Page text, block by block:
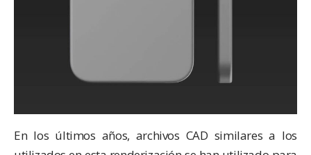
En los últimos años, archivos CAD similares a los